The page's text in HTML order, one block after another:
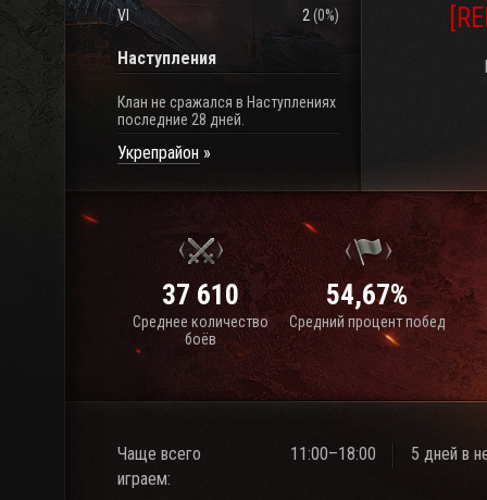
VI
2 (0%)
Наступления
Клан не сражался в Наступлениях
последние 28 дней.
Укрепрайон
37 610
Среднее количество
боёв
54,67%
Средний процент побед
Чаще всего
играем:
11:00–18:00 5 дней в